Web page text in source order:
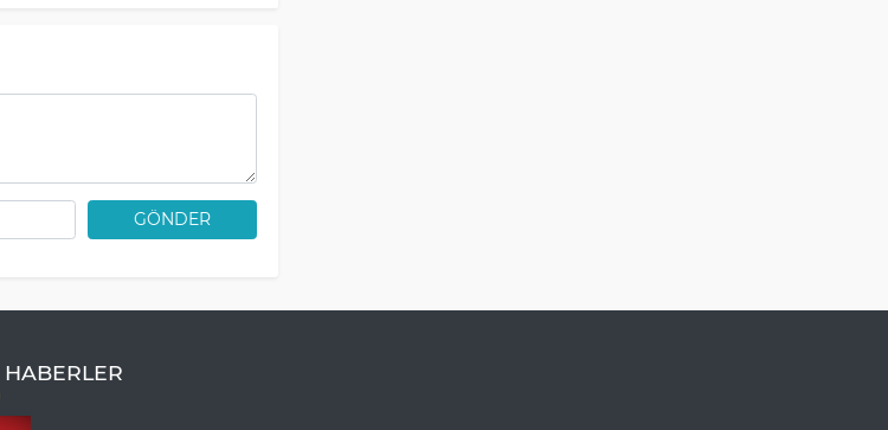
GÖNDER
HABERLER